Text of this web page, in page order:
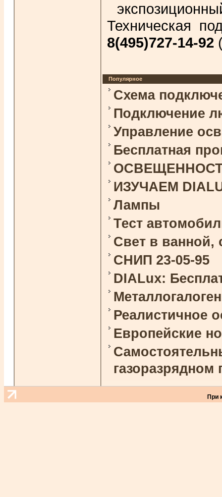
Техническая
8(495)727-14-92
Популярное
Схема
Подключение
Управление
Бесплатная
ОСВЕЩЕННОСТЬ
ИЗУЧАЕМ
Лампы
Тест
Свет в ванной,
СНИП 23-05-95
DIALux:
Реалистичное
Европейские
При